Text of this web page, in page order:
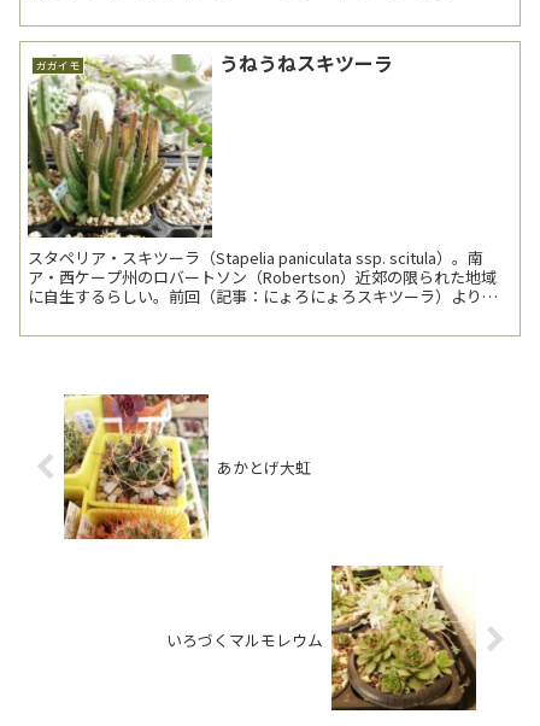
ガガイモ うねうねスキツーラ
スタペリア・スキツーラ（Stapelia paniculata ssp. scitula）。南
ア・西ケープ州のロバートソン（Robertson）近郊の限られた地域
に自生するらしい。前回（記事：にょろにょろスキツーラ）より約2
あかとげ大虹
いろづくマルモレウム